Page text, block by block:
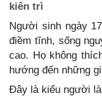
kiên trì
Người sinh ngày
điềm tĩnh, sống
cao. Họ không
hướng đến những
Đây là kiểu người